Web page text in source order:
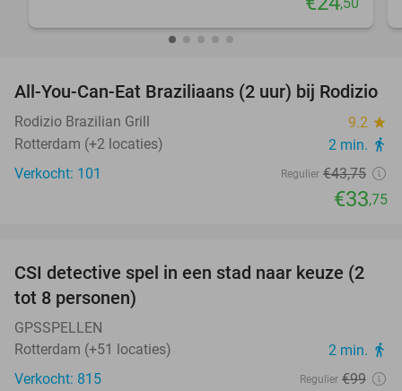
23%
All-You-Can-Eat Braziliaans (2 uur) bij Rodizio
Rodizio Brazilian Grill 9.2 star
Rotterdam (+2 locaties) 2 min. directions_walk
Verkocht: 101 Regulier €43,75
€33,75
80%
CSI detective spel in een stad naar keuze (2
tot 8 personen)
GPSSPELLEN
Rotterdam (+51 locaties)
2 min. directions_walk
Verkocht: 815 Regulier €99